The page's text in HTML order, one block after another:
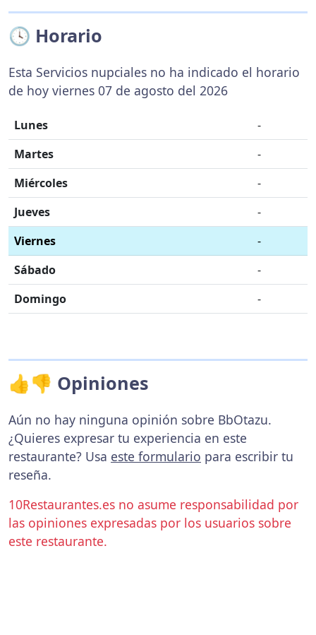
🕓 Horario
Esta Servicios nupciales no ha indicado el horario
de hoy viernes 07 de agosto del 2026
Lunes
-
Martes
-
Miércoles
-
Jueves
-
Viernes
-
Sábado
-
Domingo
-
👍👎 Opiniones
Aún no hay ninguna opinión sobre BbOtazu.
¿Quieres expresar tu experiencia en este
restaurante? Usa este formulario para escribir tu
reseña.
10Restaurantes.es no asume responsabilidad por
las opiniones expresadas por los usuarios sobre
este restaurante.